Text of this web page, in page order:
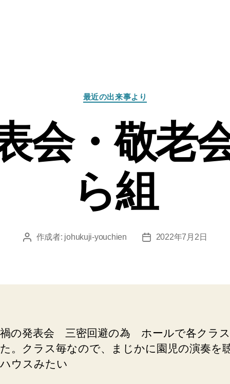
カ
テ
リ
ー
最近の出来事より
会・敬
ら組
投 作成者: johukuji-youchien
投
2022年7月2日
の発表会 三密回避の為 ホールで各クラ
。クラス毎なので、まじかに園児の演奏を
ウスみたい